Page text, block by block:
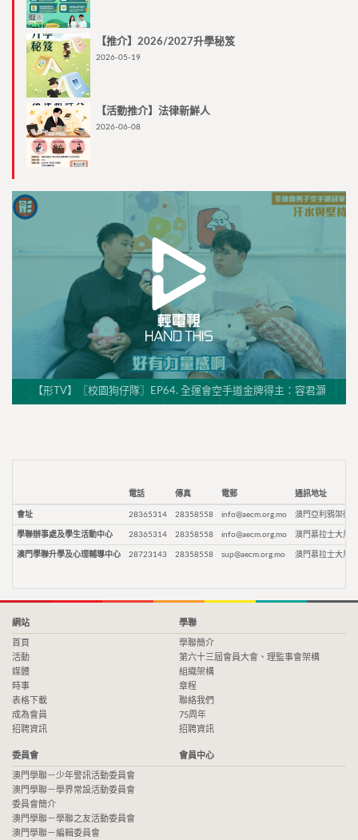
【推介】2026/2027升學秘笈
2026-05-19
【活動推介】法律新鮮人
2026-06-08
【形TV】〖校園狗仔隊〗EP64. 全運會空手道金牌得主：容君灝
電話 傳真 電郵 通訊地址
會址 28365314 28358558 info@aecm.org.mo 澳門亞利鴉架街9
學聯辦事處及學生活動中心 28365314 28358558 info@aecm.org.mo 澳門慕拉士大馬
澳門學聯升學及心理輔導中心 28723143 28358558 sup@aecm.org.mo 澳門慕拉士大馬
網站
首頁
活動
媒體
時事
表格下載
成為會員
招聘資訊
學聯
學聯簡介
第六十三屆會員大會、理監事會架構
組織架構
章程
聯絡我們
75周年
招聘資訊
委員會
澳門學聯－少年警訊活動委員會
澳門學聯－學界常設活動委員會
委員會簡介
澳門學聯－學聯之友活動委員會
澳門學聯－編輯委員會
會員中心